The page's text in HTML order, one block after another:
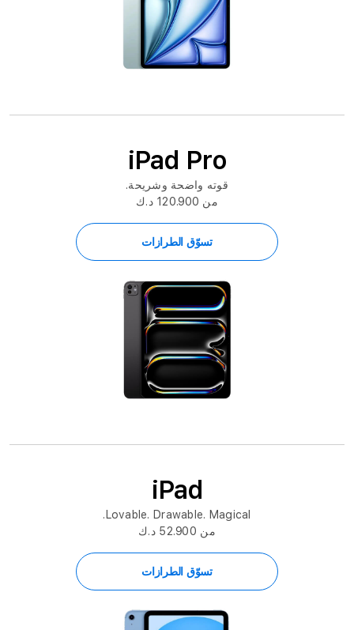
iPad Pro
قوته واضحة وشريحة.
من 120.900 د.ك
تسوّق الطرازات
iPad
Lovable. Drawable. Magical.
من 52.900 د.ك
تسوّق الطرازات